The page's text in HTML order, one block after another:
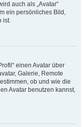
auch als „Avatar“
ein persönliches Bild,
ist.
einen Avatar über
Galerie, Remote
ob und wie die
Avatar benutzen kannst,